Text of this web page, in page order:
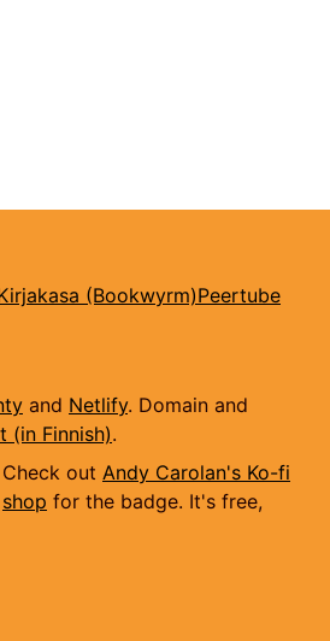
(Bookwyrm)Peertube
and Netlify. Domain and
(in Finnish).
Check out Andy Carolan's Ko-fi
shop for the badge. It's free,